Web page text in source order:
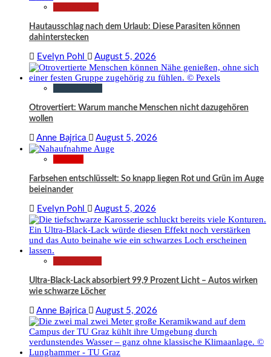
Hautausschlag nach dem Urlaub: Diese Parasiten können
dahinterstecken
Evelyn Pohl August 5, 2026
Otrovertiert: Warum manche Menschen nicht dazugehören
wollen
Anne Bajrica August 5, 2026
Farbsehen entschlüsselt: So knapp liegen Rot und Grün im Auge
beieinander
Evelyn Pohl August 5, 2026
Ultra-Black-Lack absorbiert 99,9 Prozent Licht – Autos wirken
wie schwarze Löcher
Anne Bajrica August 5, 2026